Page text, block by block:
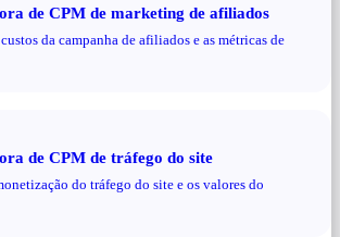
de CPM de marketing de afiliados
da campanha de afiliados e as métricas de
de CPM de tráfego do site
do tráfego do site e os valores do